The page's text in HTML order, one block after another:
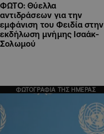
ΦΩΤΟ: Θύελλα
αντιδράσεων για την
εμφάνιση του Φειδία στην
εκδήλωση μνήμης Ισαάκ-
Σολωμού
ΦΩΤΟΓΡΑΦΙΑ ΤΗΣ ΗΜΕΡΑΣ